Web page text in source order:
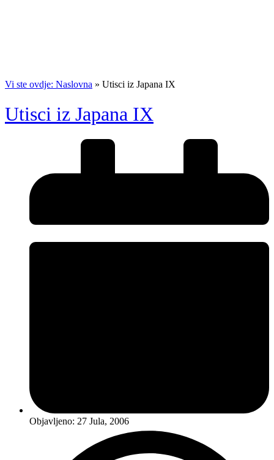
Vi ste ovdje: Naslovna » Utisci iz Japana IX
Utisci iz Japana IX
Objavljeno: 27 Jula, 2006